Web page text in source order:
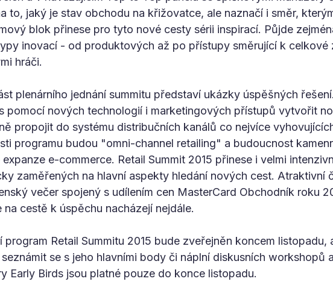
to, jaký je stav obchodu na křižovatce, ale naznačí i směr,
blok přinese pro tyto nové cesty sérii inspirací. Půjde
inovací - od produktových až po přístupy směrující k celkové
hráči.
plenárního jednání summitu představí ukázky úspěšných
pomocí nových technologií i marketingových přístupů vytvořit
propojit do systému distribučních kanálů co nejvíce
programu budou "omni-channel retailing" a budoucnost
e-commerce. Retail Summit 2015 přinese i velmi
zaměřených na hlavní aspekty hledání nových cest. Atraktivní
večer spojený s udílením cen MasterCard Obchodník roku
na cestě k úspěchu nacházejí nejdále.
program Retail Summitu 2015 bude zveřejněn koncem listopadu,
se s jeho hlavními body či náplní diskusních workshopů
Early Birds jsou platné pouze do konce listopadu.